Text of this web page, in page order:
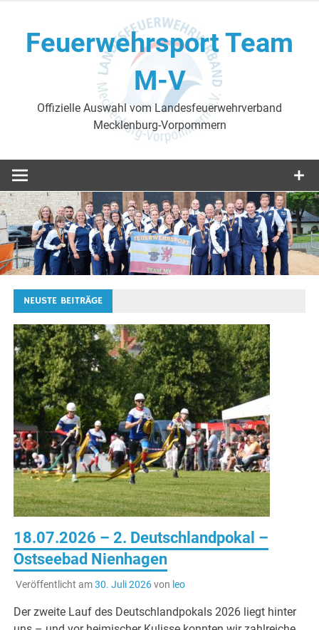
contentFeuerwehrsport Team
M-V
Offizielle Auswahl vom Landesfeuerwehrverband
Mecklenburg-Vorpommern
NEUSTE BEITRÄGE
18.07.2026 – 2. Deutschlandpokal –
Ostseebad Nienhagen
Veröffentlicht am30. Juli 2026von leo
Der zweite Lauf des Deutschlandpokals 2026 liegt hinter